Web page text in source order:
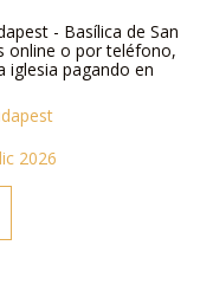
- Basílica de San
online o por teléfono,
iglesia pagando en
2026